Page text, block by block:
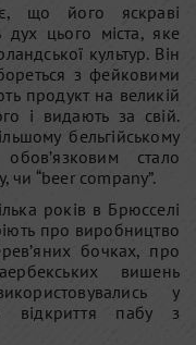
що його яскраві
дух цього міста, яке
культур. Він
з фейковими
продукт на великій
і видають за свій.
бельгійському
стало
чи “beer company”.
років в Брюсселі
про виробництво
бочках, про
вишень
у
відкриття пабу з